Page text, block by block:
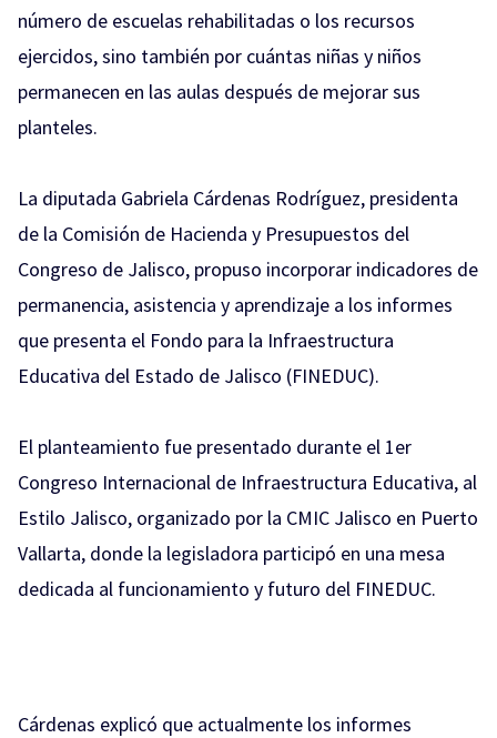
número de escuelas rehabilitadas o los recursos
ejercidos, sino también por cuántas niñas y niños
permanecen en las aulas después de mejorar sus
planteles.
La diputada Gabriela Cárdenas Rodríguez, presidenta
de la Comisión de Hacienda y Presupuestos del
Congreso de Jalisco, propuso incorporar indicadores de
permanencia, asistencia y aprendizaje a los informes
que presenta el Fondo para la Infraestructura
Educativa del Estado de Jalisco (FINEDUC).
El planteamiento fue presentado durante el 1er
Congreso Internacional de Infraestructura Educativa, al
Estilo Jalisco, organizado por la CMIC Jalisco en Puerto
Vallarta, donde la legisladora participó en una mesa
dedicada al funcionamiento y futuro del FINEDUC.
Cárdenas explicó que actualmente los informes